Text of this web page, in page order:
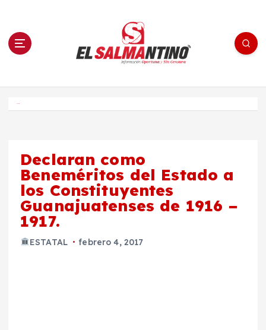
n El Salmantino - medios/noticias/editorial
Declaran como
Beneméritos del Estado a
los Constituyentes
Guanajuatenses de 1916 –
1917.
ESTATAL febrero 4, 2017